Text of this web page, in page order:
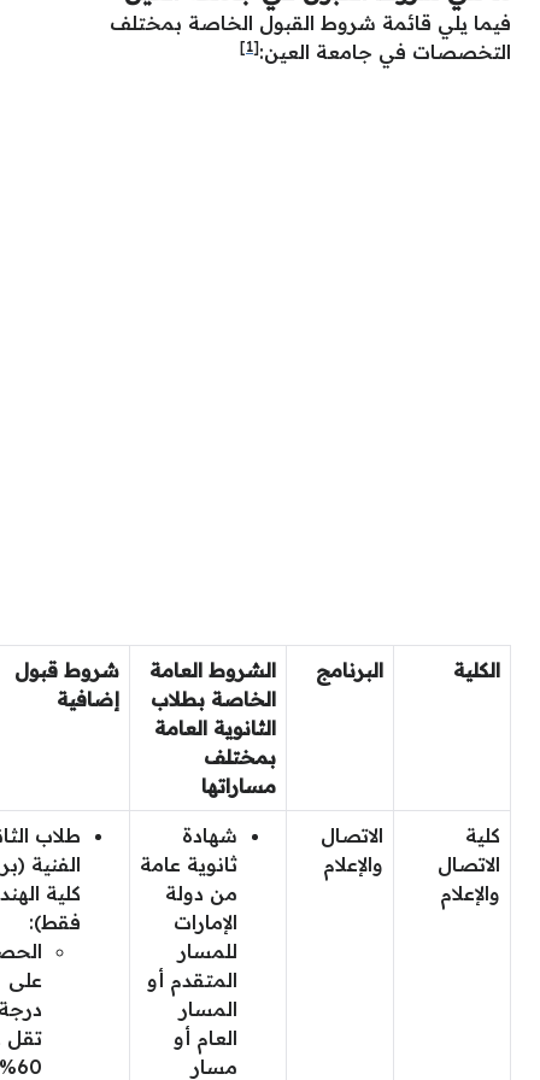
فيما يلي قائمة شروط القبول الخاصة بمختلف
التخصصات في جامعة العين:[1]
الكلية البرنامج
الشروط العامة
الخاصة بطلاب
الثانوية العامة
بمختلف
مساراتها
شروط قبول
إضافية
كلية
الاتصال
والإعلام
الاتصال
والإعلام
شهادة
ثانوية عامة
من دولة
الإمارات
للمسار
المتقدم أو
المسار
العام أو
مسار
طلاب
الفنية
كلية
فقط):
على
درجة
تقل